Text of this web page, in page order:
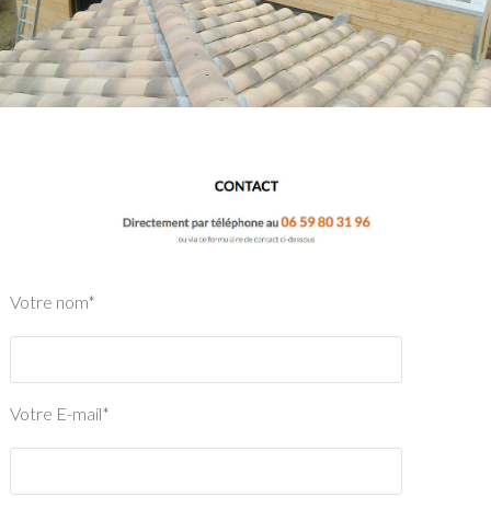
Votre nom*
Votre E-mail*